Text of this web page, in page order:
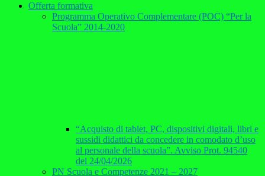
Offerta formativa
Programma Operativo Complementare (POC) “Per la
Scuola” 2014-2020
“Acquisto di tablet, PC, dispositivi digitali, libri e
sussidi didattici da concedere in comodato d’uso
al personale della scuola”. Avviso Prot. 94540
del 24/04/2026
PN Scuola e Competenze 2021 – 2027